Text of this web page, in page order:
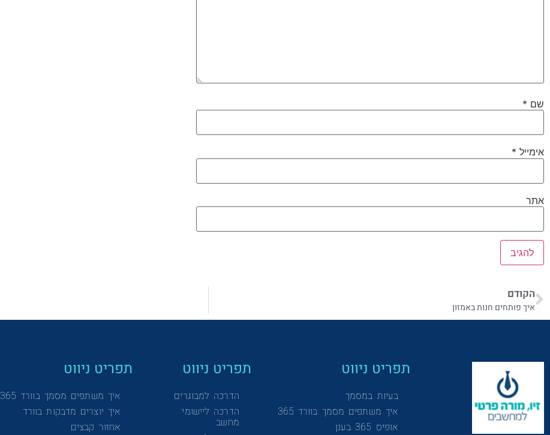
שם *
אימייל *
אתר
הקודם
איך פותחים חנות באמזון
תפריט ניווט
בעיות במסמך
איך משתפים מסמך בוורד 365
אופיס 365 בענן
תפריט ניווט
הדרכה למבוגרים
הדרכה ליישומי
מחשב
תפריט ניווט
איך משתפים מסמך בוורד 365
איך יוצרים מדבקות בוורד
אחזור קבצים